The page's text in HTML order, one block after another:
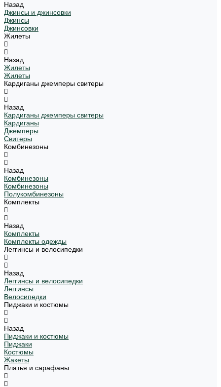
Назад
Джинсы и джинсовки
Джинсы
Джинсовки
Жилеты
Назад
Жилеты
Жилеты
Кардиганы джемперы свитеры
Назад
Кардиганы джемперы свитеры
Кардиганы
Джемперы
Свитеры
Комбинезоны
Назад
Комбинезоны
Комбинезоны
Полукомбинезоны
Комплекты
Назад
Комплекты
Комплекты одежды
Леггинсы и велосипедки
Назад
Леггинсы и велосипедки
Леггинсы
Велосипедки
Пиджаки и костюмы
Назад
Пиджаки и костюмы
Пиджаки
Костюмы
Жакеты
Платья и сарафаны